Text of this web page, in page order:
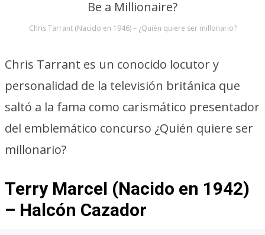
Chris Tarrant (Nacido en 1946) – ¿Quién quiere ser millonario?
Chris Tarrant es un conocido locutor y
personalidad de la televisión británica que
saltó a la fama como carismático presentador
del emblemático concurso ¿Quién quiere ser
millonario?
Terry Marcel (Nacido en 1942)
– Halcón Cazador